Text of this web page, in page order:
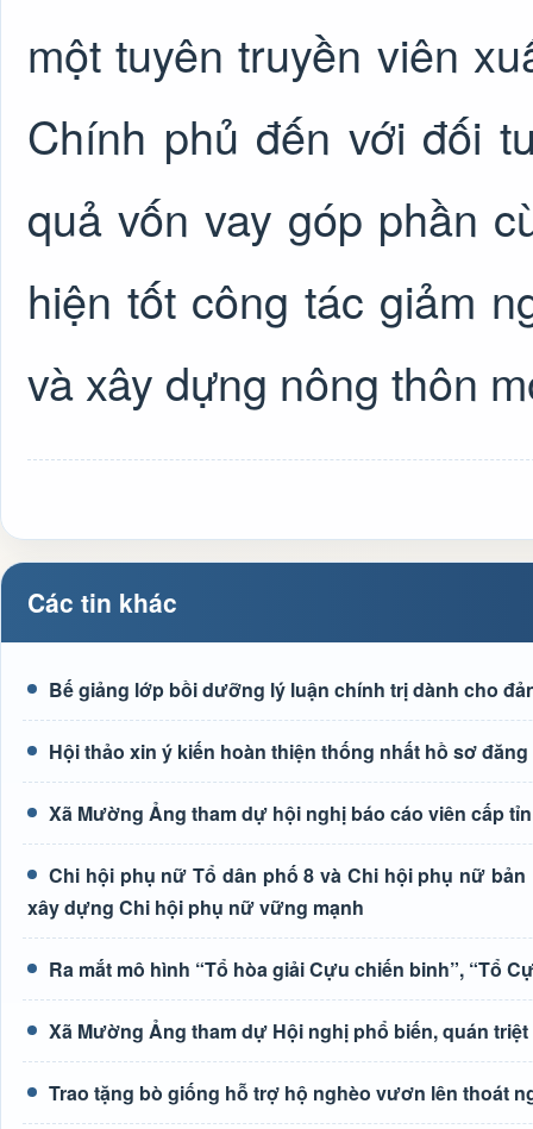
một tuyên truyền viên
Chính phủ đến với đối
quả vốn vay góp phần
hiện tốt công tác giảm
và xây dựng nông thôn
Các tin khác
Bế giảng lớp bồi dưỡng lý luận chính trị dành cho
Hội thảo xin ý kiến hoàn thiện thống nhất hồ sơ
Xã Mường Ảng tham dự hội nghị báo cáo viên cấp
Chi hội phụ nữ Tổ dân phố 8 và Chi hội phụ nữ
xây dựng Chi hội phụ nữ vững mạnh
Ra mắt mô hình “Tổ hòa giải Cựu chiến binh”, “Tổ
Xã Mường Ảng tham dự Hội nghị phổ biến, quán
Trao tặng bò giống hỗ trợ hộ nghèo vươn lên thoát